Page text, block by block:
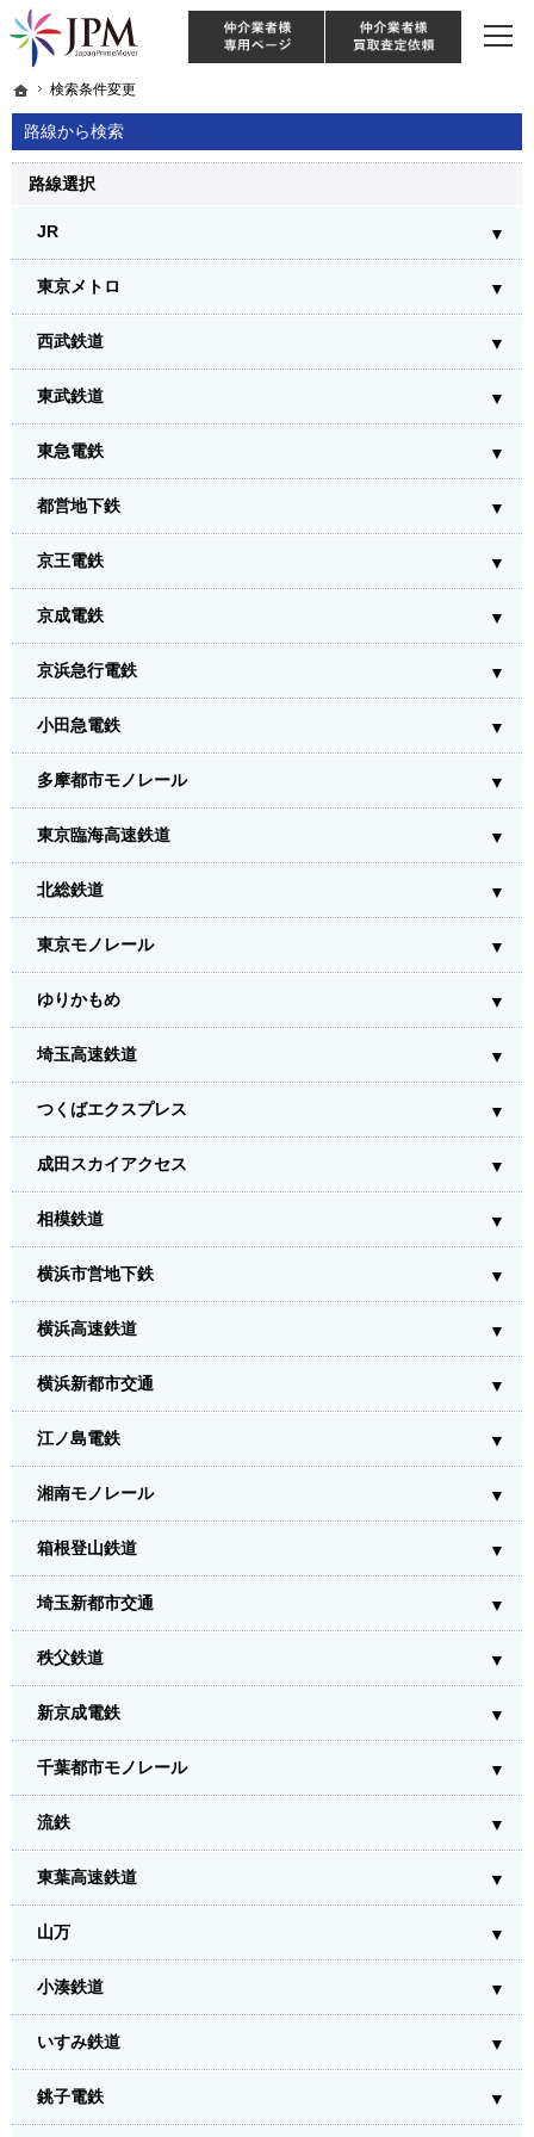
ホーム
検索条件変更
路線から検索
東京・神奈川・埼玉・千葉のリノベーション住宅や中古マンションを手がける会
【物件買取強化中！】リノベーション住宅・不動産・中古マンションならJPM
路線選択
JR
東京メトロ
西武鉄道
東武鉄道
東急電鉄
都営地下鉄
京王電鉄
京成電鉄
京浜急行電鉄
小田急電鉄
多摩都市モノレール
東京臨海高速鉄道
北総鉄道
東京モノレール
ゆりかもめ
埼玉高速鉄道
つくばエクスプレス
成田スカイアクセス
相模鉄道
横浜市営地下鉄
横浜高速鉄道
横浜新都市交通
江ノ島電鉄
湘南モノレール
箱根登山鉄道
埼玉新都市交通
秩父鉄道
新京成電鉄
千葉都市モノレール
流鉄
東葉高速鉄道
山万
小湊鉄道
いすみ鉄道
銚子電鉄
ホーム
検索条件変更